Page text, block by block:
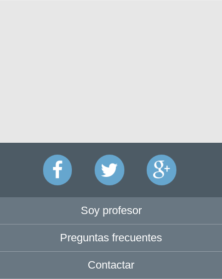
Soy profesor
Preguntas frecuentes
Contactar